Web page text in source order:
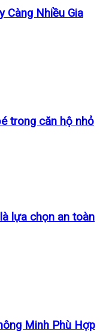
Càng Nhiều Gia
trong căn hộ nhỏ
lựa chọn an toàn
Minh Phù Hợp